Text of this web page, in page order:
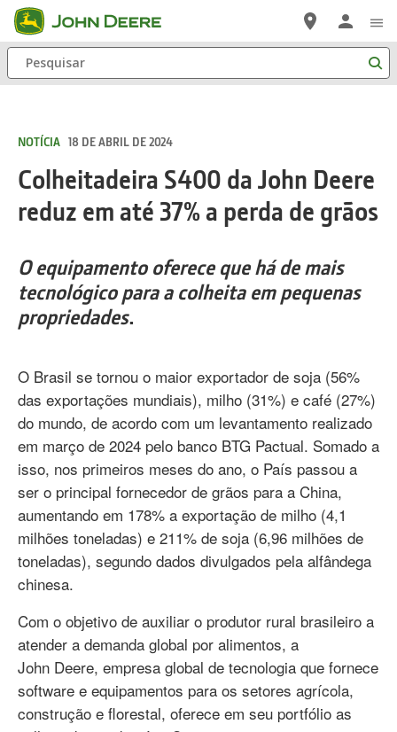
Pular
para
Conteúdo
Principal
Pesquisar
NOTÍCIA 18 DE ABRIL DE 2024
Colheitadeira S400 da John Deere
reduz em até 37% a perda de grãos
O equipamento oferece que há de mais
tecnológico para a colheita em pequenas
propriedades.
O Brasil se tornou o maior exportador de soja (56%
das exportações mundiais), milho (31%) e café (27%)
do mundo, de acordo com um levantamento realizado
em março de 2024 pelo banco BTG Pactual. Somado a
isso, nos primeiros meses do ano, o País passou a
ser o principal fornecedor de grãos para a China,
aumentando em 178% a exportação de milho (4,1
milhões toneladas) e 211% de soja (6,96 milhões de
toneladas), segundo dados divulgados pela alfândega
chinesa.
Com o objetivo de auxiliar o produtor rural brasileiro a
atender a demanda global por alimentos, a
John Deere, empresa global de tecnologia que fornece
software e equipamentos para os setores agrícola,
construção e florestal, oferece em seu portfólio as